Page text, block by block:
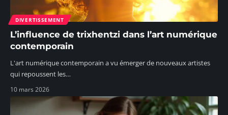
DIVERTISSEMENT
L’influence de trixhentzi dans l’art numérique
contemporain
L'art numérique contemporain a vu émerger de nouveaux artistes
qui repoussent les…
10 mars 2026